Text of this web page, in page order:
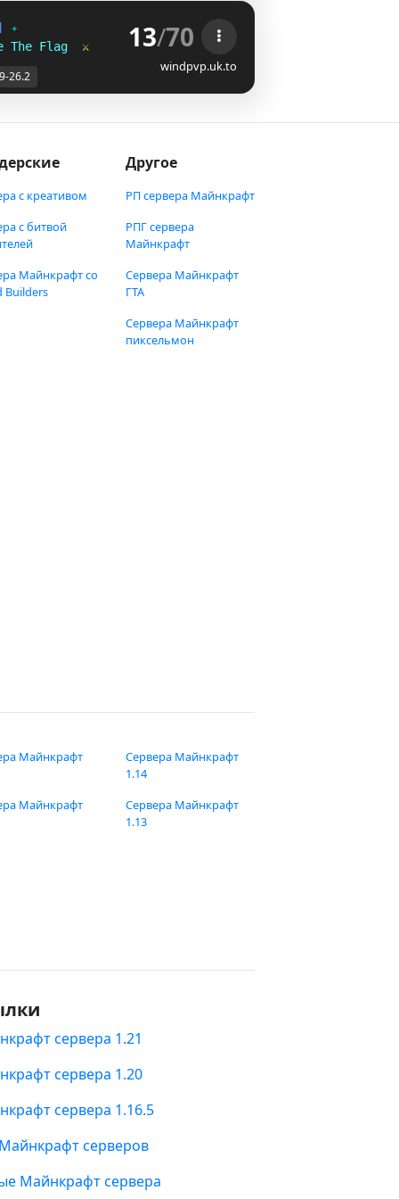
✦
The Flag ⚔ 13/70
windpvp.uk.to
26.2
с креативом
с битвой
Майнкрафт со
Builders
Другое
РП сервера Майнкрафт
РПГ сервера
Майнкрафт
Сервера Майнкрафт
ГТА
Сервера Майнкрафт
пиксельмон
Майнкрафт
Майнкрафт
Сервера Майнкрафт
1.14
Сервера Майнкрафт
1.13
сервера 1.21
сервера 1.20
сервера 1.16.5
серверов
Майнкрафт сервера